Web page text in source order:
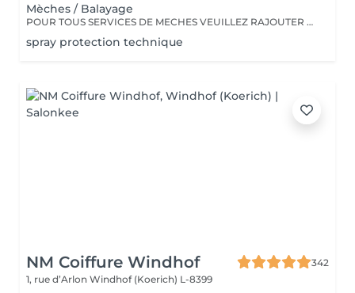
Mèches / Balayage
POUR TOUS SERVICES DE MECHES VEUILLEZ RAJOUTER UN SERVICE PATINE DANS VOTRE PRISE DE RENDEZ-VOUS Les prix indiqués sur Salonkee sont communiqués à titre informatif et s'entendent de base. Ces derniers sont susceptibles de varier selon le diagnostic réalisé à votre arrivée au salon et l'expertise du professionnel à qui vous confiez votre beauté. Dans tous les cas, un devis précis vous sera proposé et toutes réalisations de prestations seront effectuées avec votre accord. Un grand merci d'avance pour votre compréhension. Au plaisir de vous recevoir très vite.
spray protection technique
NM Coiffure Windhof
342
1, rue d’Arlon Windhof (Koerich) L-8399